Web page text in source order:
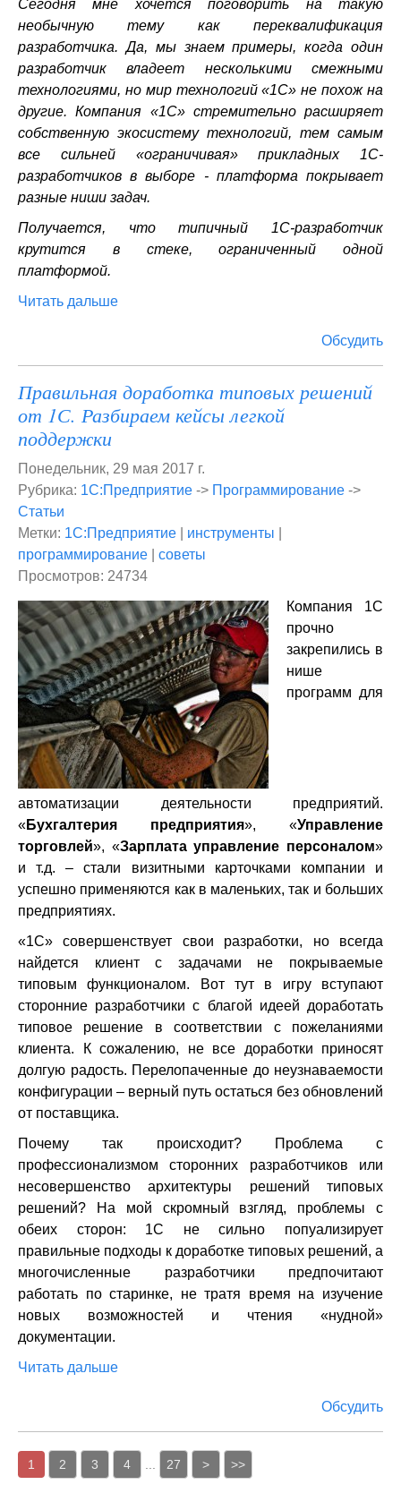
Сегодня мне хочется поговорить на такую
необычную тему как переквалификация
разработчика. Да, мы знаем примеры, когда один
разработчик владеет несколькими смежными
технологиями, но мир технологий «1С» не похож на
другие. Компания «1С» стремительно расширяет
собственную экосистему технологий, тем самым
все сильней «ограничивая» прикладных 1С-
разработчиков в выборе - платформа покрывает
разные ниши задач.
Получается, что типичный 1С-разработчик
крутится в стеке, ограниченный одной
платформой.
Читать дальше
Обсудить
Правильная доработка типовых решений
от 1С. Разбираем кейсы легкой
поддержки
Понедельник, 29 мая 2017 г.
Рубрика: 1С:Предприятие -> Программирование ->
Статьи
Метки: 1С:Предприятие инструменты
программирование
советы
Просмотров: 24734
Компания 1С
прочно
закрепились в
нише
программ для
автоматизации деятельности предприятий.
«Бухгалтерия предприятия», «Управление
торговлей», «Зарплата управление персоналом»
и т.д. – стали визитными карточками компании и
успешно применяются как в маленьких, так и больших
предприятиях.
«1С» совершенствует свои разработки, но всегда
найдется клиент с задачами не покрываемые
типовым функционалом. Вот тут в игру вступают
сторонние разработчики с благой идеей доработать
типовое решение в соответствии с пожеланиями
клиента. К сожалению, не все доработки приносят
долгую радость. Перелопаченные до неузнаваемости
конфигурации – верный путь остаться без обновлений
от поставщика.
Почему так происходит? Проблема с
профессионализмом сторонних разработчиков или
несовершенство архитектуры решений типовых
решений? На мой скромный взгляд, проблемы с
обеих сторон: 1С не сильно попуализирует
правильные подходы к доработке типовых решений, а
многочисленные разработчики предпочитают
работать по старинке, не тратя время на изучение
новых возможностей и чтения «нудной»
документации.
Читать дальше
Обсудить
1 2 3 4 27 > >>